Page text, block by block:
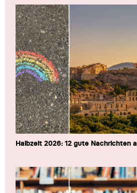
Halbzeit 2026: 12 gute Nachrichten